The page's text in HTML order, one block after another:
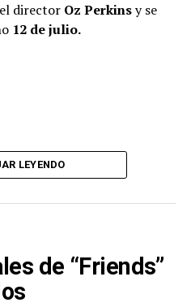
director Oz Perkinsy se
12 de julio.
LEYENDO
de “Friends”